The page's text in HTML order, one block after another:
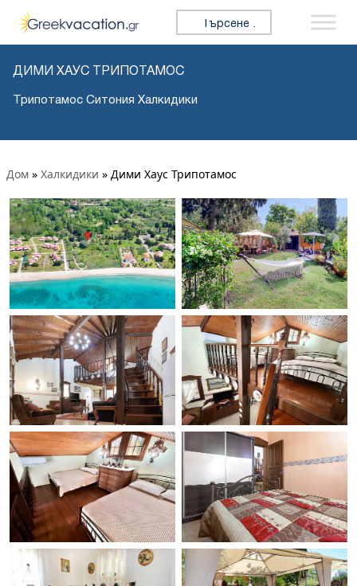
Търсене за:
ДИМИ ХАУС ТРИПОТАМОС
Трипотамос Ситония Халкидики
Дом » Халкидики » Дими Хаус Трипотамос